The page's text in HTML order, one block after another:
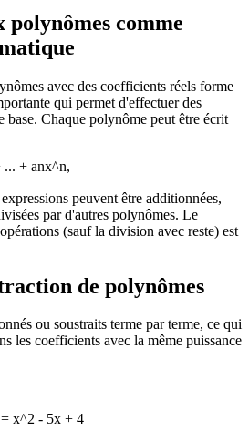
comme
avec des coefficients réels forme
qui permet d'effectuer des
base. Chaque polynôme peut être écrit
... + anx^n,
peuvent être additionnées,
par d'autres polynômes. Le
(sauf la division avec reste) est
de polynômes
ou soustraits terme par terme, ce qui
les coefficients avec la même puissance
x^2 - 5x + 4